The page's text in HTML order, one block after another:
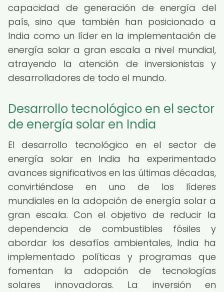
capacidad de generación de energía del
país, sino que también han posicionado a
India como un líder en la implementación de
energía solar a gran escala a nivel mundial,
atrayendo la atención de inversionistas y
desarrolladores de todo el mundo.
Desarrollo tecnológico en el sector
de energía solar en India
El desarrollo tecnológico en el sector de
energía solar en India ha experimentado
avances significativos en las últimas décadas,
convirtiéndose en uno de los líderes
mundiales en la adopción de energía solar a
gran escala. Con el objetivo de reducir la
dependencia de combustibles fósiles y
abordar los desafíos ambientales, India ha
implementado políticas y programas que
fomentan la adopción de tecnologías
solares innovadoras. La inversión en